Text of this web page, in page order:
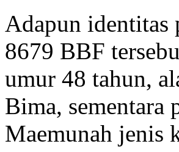
Adapun identitas
8679 BBF
umur 48 tahun,
Bima, sementara
Maemunah jenis